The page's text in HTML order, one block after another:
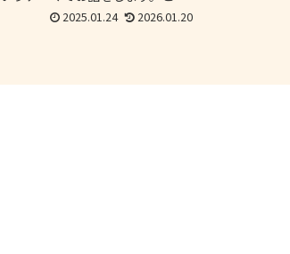
から家づくりをする方で、一条工
務店を検討してみようと思ってい
2025.01.24 2026.01.20